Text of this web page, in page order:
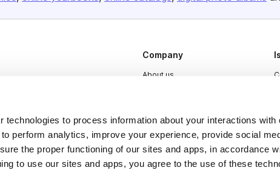
technologies to process information about your interactions with
perform analytics, improve your experience, provide social
the proper functioning of our sites and apps, in accordance
to use our sites and apps, you agree to the use of these
Company
About us
Plans & Pricing
Press
Contact